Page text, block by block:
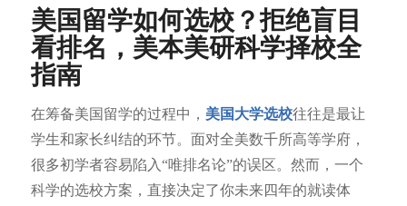
美国留学如何选校？拒绝盲目
看排名，美本美研科学择校全
指南
在筹备美国留学的过程中， 美国大学选校往往是最让
学生和家长纠结的环节。面对全美数千所高等学府，
很多初学者容易陷入“唯排名论”的误区。然而，一个
科学的选校方案，直接决定了你未来四年的就读体